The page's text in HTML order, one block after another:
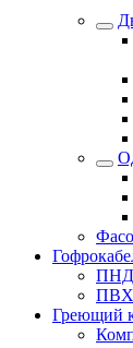
ПНД
ПВХ
Греющий